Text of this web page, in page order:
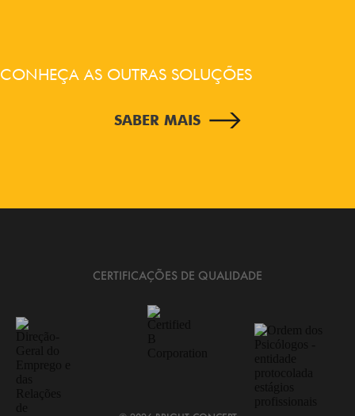
CONHEÇA AS OUTRAS SOLUÇÕES
SABER MAIS
CERTIFICAÇÕES DE QUALIDADE